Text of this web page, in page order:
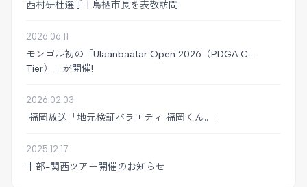
西村研杜選手 | 鳥栖市長を表敬訪問
2026.06.11
モンゴル初の「Ulaanbaatar Open 2026（PDGA C-
Tier）」が開催!
2026.02.03
福岡放送「地元検証バラエティ 福岡くん。」
2025.12.17
中部-関西ツアー開催のお知らせ